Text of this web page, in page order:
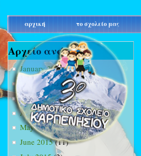
main_menu
αρχική το σχολείο μας
Αρχείο ανά μήνα
January 2015(3)
February 2015(9)
March 2015(34)
April 2015(15)
May 2015(13)
June 2015(11)